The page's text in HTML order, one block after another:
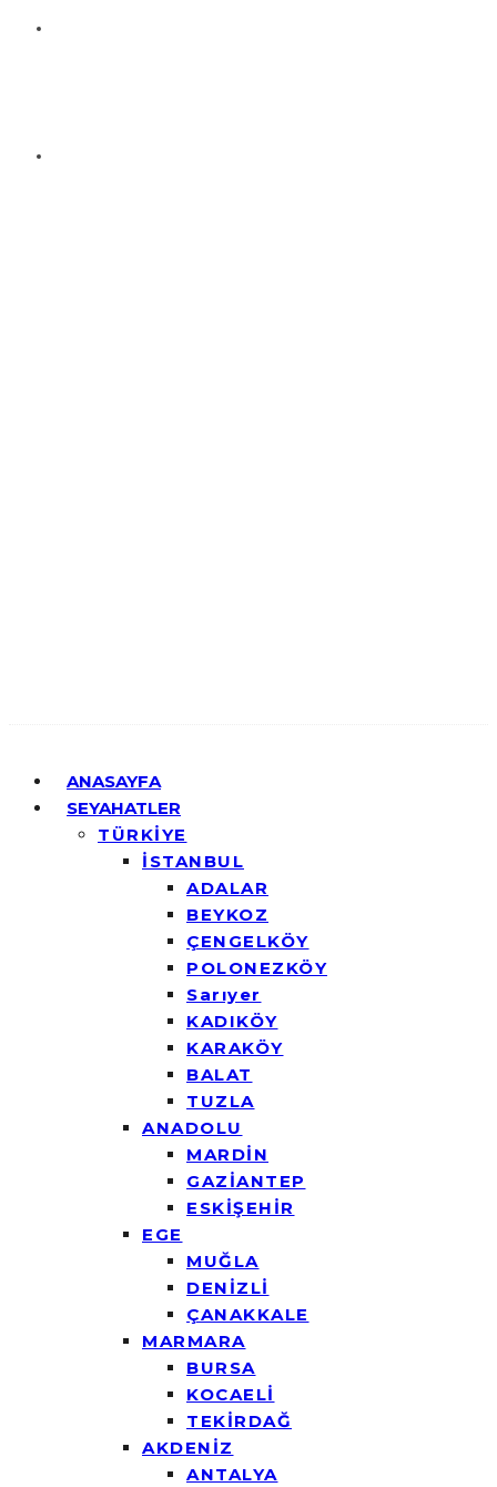
ANASAYFA
SEYAHATLER
TÜRKİYE
İSTANBUL
ADALAR
BEYKOZ
ÇENGELKÖY
POLONEZKÖY
Sarıyer
KADIKÖY
KARAKÖY
BALAT
TUZLA
ANADOLU
MARDİN
GAZİANTEP
ESKİŞEHİR
EGE
MUĞLA
DENİZLİ
ÇANAKKALE
MARMARA
BURSA
KOCAELİ
TEKİRDAĞ
AKDENİZ
ANTALYA